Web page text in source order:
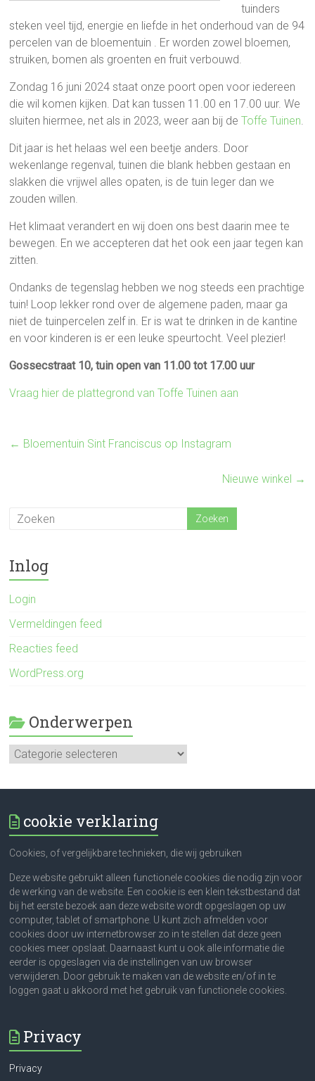
tuinders
steken veel tijd, energie en liefde in het onderhoud van de 94
percelen van de bloementuin . Er worden zowel bloemen,
struiken, bomen als groenten en fruit verbouwd.
Zondag 16 juni 2024 staat onze poort open voor iedereen
die wil komen kijken. Dat kan tussen 11.00 en 17.00 uur. We
sluiten hiermee, net als in 2023, weer aan bij deToffe Tuinen.
Dit jaar is het helaas wel een beetje anders. Door
wekenlange regenval, tuinen die blank hebben gestaan en
slakken die vrijwel alles opaten, is de tuin leger dan we
zouden willen.
Het klimaat verandert en wij doen ons best daarin mee te
bewegen. En we accepteren dat het ook een jaar tegen kan
zitten.
Ondanks de tegenslag hebben we nog steeds een prachtige
tuin! Loop lekker rond over de algemene paden, maar ga
niet de tuinpercelen zelf in. Er is wat te drinken in de kantine
en voor kinderen is er een leuke speurtocht. Veel plezier!
Gossecstraat 10, tuin open van 11.00 tot 17.00 uur
Vraag hier de plattegrond van Toffe Tuinen aan
← Bloementuin Sint Franciscus op Instagram
Nieuwe winkel →
Inlog
Login
Vermeldingen feed
Reacties feed
WordPress.org
Onderwerpen
Onderwerpen
cookie verklaring
Cookies, of vergelijkbare technieken, die wij gebruiken
Deze website gebruikt alleen functionele cookies die nodig zijn voor
de werking van de website. Een cookie is een klein tekstbestand dat
bij het eerste bezoek aan deze website wordt opgeslagen op uw
computer, tablet of smartphone. U kunt zich afmelden voor
cookies door uw internetbrowser zo in te stellen dat deze geen
cookies meer opslaat. Daarnaast kunt u ook alle informatie die
eerder is opgeslagen via de instellingen van uw browser
verwijderen. Door gebruik te maken van de website en/of in te
loggen gaat u akkoord met het gebruik van functionele cookies.
Privacy
Privacy